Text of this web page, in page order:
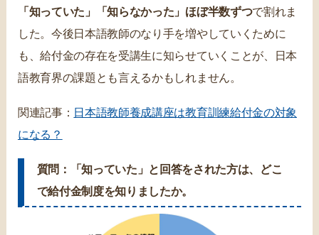
「知っていた」「知らなかった」ほぼ半数ずつで割れま
した。今後日本語教師のなり手を増やしていくために
も、給付金の存在を受講生に知らせていくことが、日本
語教育界の課題とも言えるかもしれません。
関連記事： 日本語教師養成講座は教育訓練給付金の対象
になる？
質問：「知っていた」と回答をされた方は、どこ
で給付金制度を知りましたか。